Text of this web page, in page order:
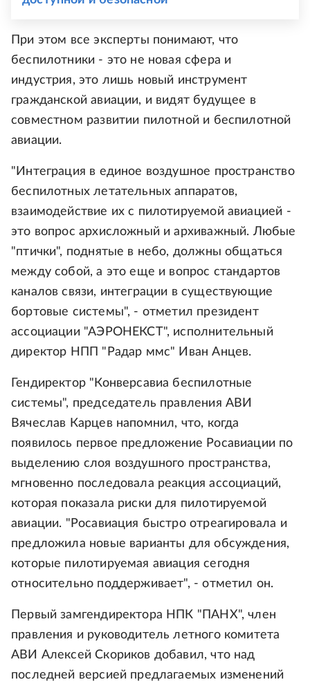
При этом все эксперты понимают, что
беспилотники - это не новая сфера и
индустрия, это лишь новый инструмент
гражданской авиации, и видят будущее в
совместном развитии пилотной и беспилотной
авиации.
"Интеграция в единое воздушное пространство
беспилотных летательных аппаратов,
взаимодействие их с пилотируемой авиацией -
это вопрос архисложный и архиважный. Любые
"птички", поднятые в небо, должны общаться
между собой, а это еще и вопрос стандартов
каналов связи, интеграции в существующие
бортовые системы", - отметил президент
ассоциации "АЭРОНЕКСТ", исполнительный
директор НПП "Радар ммс" Иван Анцев.
Гендиректор "Конверсавиа беспилотные
системы", председатель правления АВИ
Вячеслав Карцев напомнил, что, когда
появилось первое предложение Росавиации по
выделению слоя воздушного пространства,
мгновенно последовала реакция ассоциаций,
которая показала риски для пилотируемой
авиации. "Росавиация быстро отреагировала и
предложила новые варианты для обсуждения,
которые пилотируемая авиация сегодня
относительно поддерживает", - отметил он.
Первый замгендиректора НПК "ПАНХ", член
правления и руководитель летного комитета
АВИ Алексей Скориков добавил, что над
последней версией предлагаемых изменений